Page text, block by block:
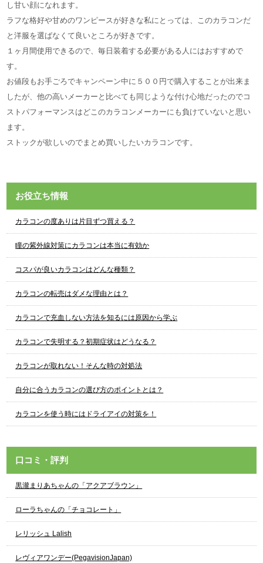
し甘い顔になれます。
ラフな格好や甘めのワンピースが好きな私にとっては、このカラコンだ
と洋服を選ばなくて良いところが好きです。
１ヶ月間使用できるので、毎日装着する必要がある人にはおすすめで
す。
お値段もお手ごろでキャンペーン中に５００円で購入することが出来ま
したが、他の高いメーカーと比べても同じような付け心地だったのでコ
ストパフォーマンスはどこのカラコンメーカーにも負けていないと思い
ます。
ストックが欲しいのでまとめ買いしたいカラコンです。
お役立ち情報
カラコンの度ありは片目ずつ買える？
瞳の紫外線対策にカラコンは本当に有効か
コスパが良いカラコンはどんな種類？
カラコンの転売はダメな理由とは？
カラコンで充血しない方法を知るには原因から学ぶ
カラコンで失明する？初期症状はどうなる？
カラコンが取れない！そんな時の対処法
自分に合うカラコンの選び方のポイントとは？
カラコンを使う時にはドライアイの対策を！
口コミ・評判
黒瀧まりあちゃんの「アクアブラウン」
ローラちゃんの「チョコレート」
レリッシュ Lalish
レヴィアワンデー(PegavisionJapan)